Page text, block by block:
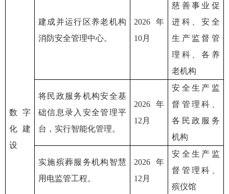
数字
化建
设
建成并运行区养老机构
消防安全管理中心。
2026年
10月
慈善事业促
进科、安全
生产监督管
理科、各养
老机构
将民政服务机构安全基
础信息录入安全管理平
台，实行智能化管理。
2026年
12月
安全生产监
督管理科、
各民政服务
机构
实施殡葬服务机构智慧
用电监管工程。
2026年
12月
安全生产监
督管理科、
殡仪馆